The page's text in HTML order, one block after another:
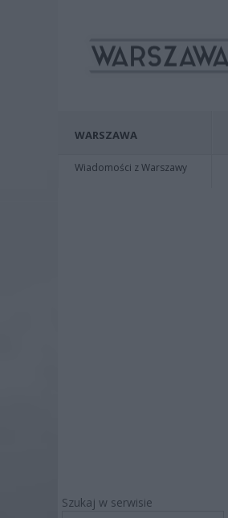
WARSZAWA
Wiadomości z Warszawy
Szukaj w serwisie